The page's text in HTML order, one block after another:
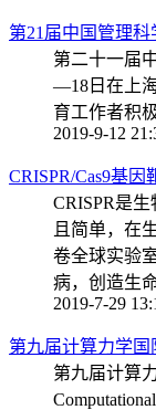
第21届中国管理
第二十一届
—18日在上
育工作者积
2019-9-12
CRISPR/Cas9基
CRISPR是
且简单，在
卷全球实验
病，创造生
2019-7-29
第九届计算力学
第九届计算